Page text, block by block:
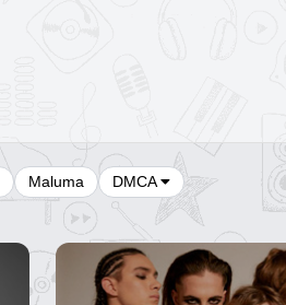
Maluma DMCA